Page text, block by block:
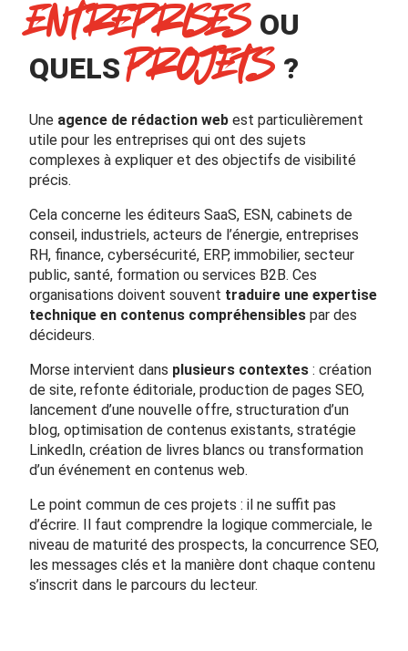
ENTREPRISES OU
QUELSPROJETS ?
Une agence de rédaction web est particulièrement
utile pour les entreprises qui ont des sujets
complexes à expliquer et des objectifs de visibilité
précis.
Cela concerne les éditeurs SaaS, ESN, cabinets de
conseil, industriels, acteurs de l’énergie, entreprises
RH, finance, cybersécurité, ERP, immobilier, secteur
public, santé, formation ou services B2B. Ces
organisations doivent souvent traduire une expertise
technique en contenus compréhensibles par des
décideurs.
Morse intervient dans plusieurs contextes : création
de site, refonte éditoriale, production de pages SEO,
lancement d’une nouvelle offre, structuration d’un
blog, optimisation de contenus existants, stratégie
LinkedIn, création de livres blancs ou transformation
d’un événement en contenus web.
Le point commun de ces projets : il ne suffit pas
d’écrire. Il faut comprendre la logique commerciale, le
niveau de maturité des prospects, la concurrence SEO,
les messages clés et la manière dont chaque contenu
s’inscrit dans le parcours du lecteur.